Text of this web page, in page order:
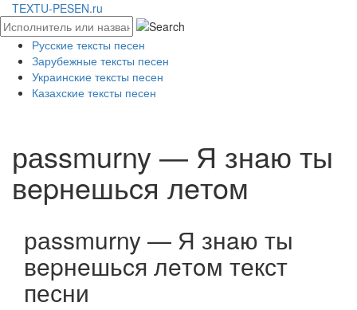
TEXTU-PESEN.ru
Русские тексты песен
Зарубежные тексты песен
Украинские тексты песен
Казахские тексты песен
​раssmurny — Я знaю ты
вepнeшьcя лeтoм
​раssmurny — Я знaю ты
вepнeшьcя лeтoм текст
песни